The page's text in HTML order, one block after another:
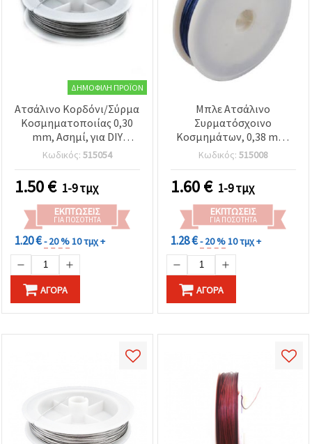
ΔΗΜΟΦΙΛΉ ΠΡΟΪΌΝ
Ατσάλινο Κορδόνι/Σύρμα
Κοσμηματοποιίας 0,30
mm, Ασημί, για DIY
Χειροτεχνίες, ~23 μέτρα
Κωδικός: 515054
1.50€ 1-9 τμχ
ΕΚΠΤΏΣΕΙΣ
ΓΙΑ ΠΟΣΌΤΗΤΑ
1.20 €- 20 %10 τμχ +
ΑΓΟΡΆ
Μπλε Ατσάλινο
Συρματόσχοινο
Κοσμημάτων, 0,38 mm,
περίπου 25 μέτρα
Κωδικός: 515008
1.60€ 1-9 τμχ
ΕΚΠΤΏΣΕΙΣ
ΓΙΑ ΠΟΣΌΤΗΤΑ
1.28 €- 20 %10 τμχ +
ΑΓΟΡΆ